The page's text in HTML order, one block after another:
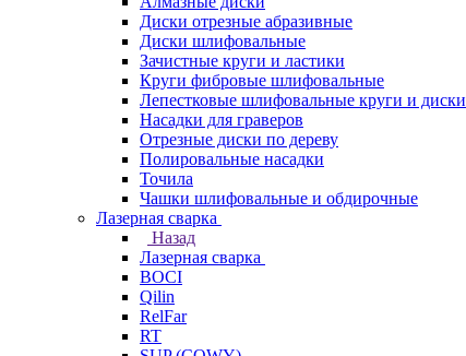
Диски отрезные абразивные
Диски шлифовальные
Зачистные круги и ластики
Круги фибровые шлифовальные
Лепестковые шлифовальные круги и диски
Насадки для граверов
Отрезные диски по дереву
Полировальные насадки
Точила
Чашки шлифовальные и обдирочные
Лазерная сварка
Назад
Лазерная сварка
BOCI
Qilin
RelFar
RT